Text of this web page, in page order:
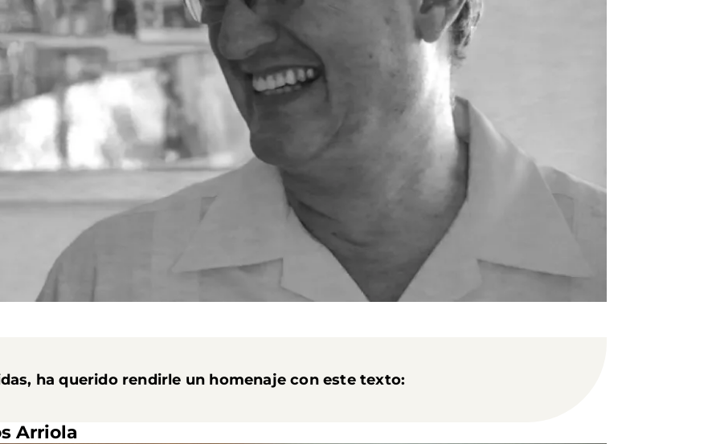
ha querido rendirle un homenaje con este texto:
Arriola